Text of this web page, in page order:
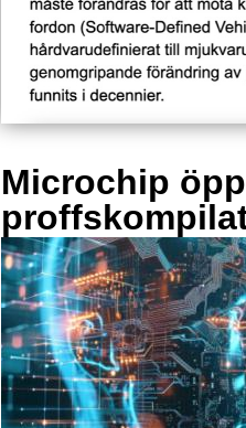
Microchip